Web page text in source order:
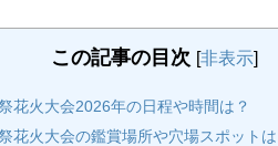
この記事の目次 [非表示]
花火大会2026年の日程や時間は？
花火大会の鑑賞場所や穴場スポットは